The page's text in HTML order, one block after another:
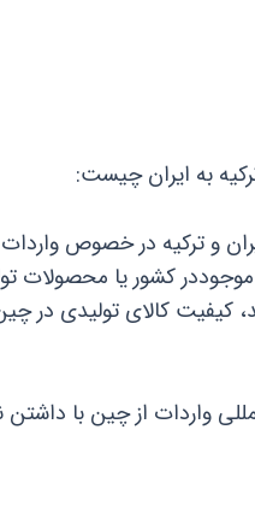
به ایران چیست:
و ترکیه در خصوص
کشور یا محصولات
کیفیت کالای تولیدی
واردات از چین با